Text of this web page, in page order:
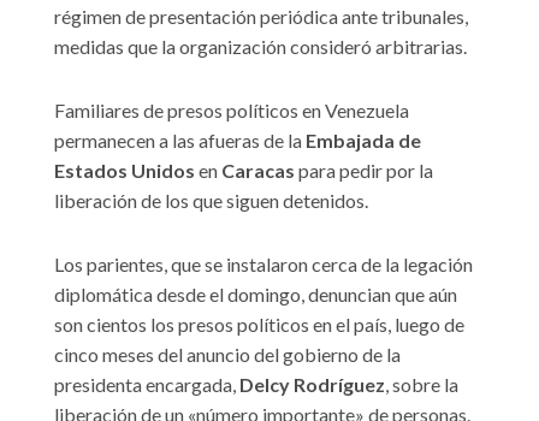
régimen de presentación periódica ante tribunales,
medidas que la organización consideró arbitrarias.
Familiares de presos políticos en Venezuela
permanecen a las afueras de la Embajada de
Estados Unidos en Caracas para pedir por la
liberación de los que siguen detenidos.
Los parientes, que se instalaron cerca de la legación
diplomática desde el domingo, denuncian que aún
son cientos los presos políticos en el país, luego de
cinco meses del anuncio del gobierno de la
presidenta encargada, Delcy Rodríguez, sobre la
liberación de un «número importante» de personas.